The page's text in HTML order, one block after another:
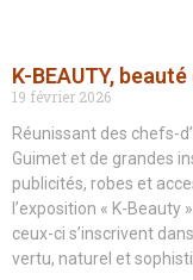
K-BEAUTY,
19 février 2026
Réunissant des chefs-
Guimet et de grandes
publicités, robes et
l’exposition « K-
ceux-ci s’inscrivent
vertu, naturel et